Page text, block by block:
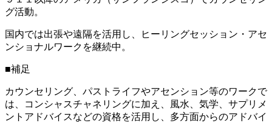
グ活動。
国内では出張や遠隔を活用し、ヒーリングセッション・アセ
ンショナルワークを継続中。
■補足
カウンセリング、パストライフやアセンション等のワークで
は、コンシャスチャネリングに加え、風水、気学、サプリメ
ントアドバイスなどの資格を活用し、多方面からのアドバイ